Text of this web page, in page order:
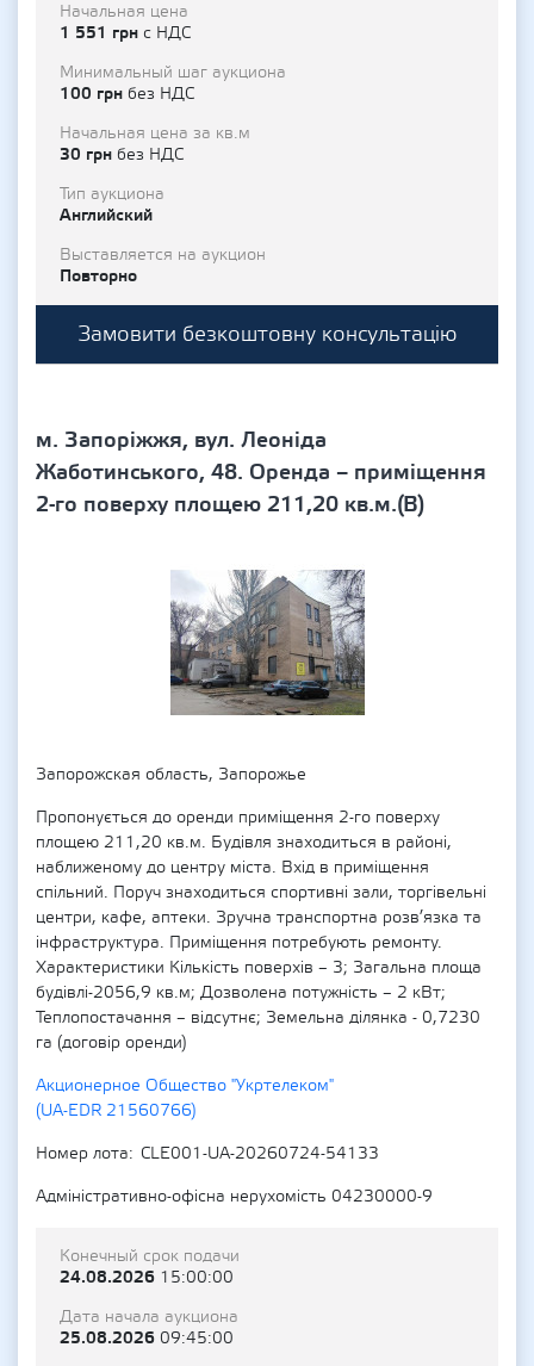
Начальная цена
1 551 грн с НДС
Минимальный шаг аукциона
100 грн без НДС
Начальная цена за кв.м
30 грн без НДС
Тип аукциона
Английский
Выставляется на аукцион
Повторно
Замовити безкоштовну консультацію
м. Запоріжжя, вул. Леоніда
Жаботинського, 48. Оренда – приміщення
2-го поверху площею 211,20 кв.м.(В)
Запорожская область, Запорожье
Пропонується до оренди приміщення 2-го поверху
площею 211,20 кв.м. Будівля знаходиться в районі,
наближеному до центру міста. Вхід в приміщення
спільний. Поруч знаходиться спортивні зали, торгівельні
центри, кафе, аптеки. Зручна транспортна розв’язка та
інфраструктура. Приміщення потребують ремонту.
Характеристики Кількість поверхів – 3; Загальна площа
будівлі-2056,9 кв.м; Дозволена потужність – 2 кВт;
Теплопостачання – відсутнє; Земельна ділянка - 0,7230
га (договір оренди)
Акционерное Общество "Укртелеком"
(UA-EDR 21560766)
Номер лота
CLE001-UA-20260724-54133
Адміністративно-офісна нерухомість 04230000-9
Конечный срок подачи
24.08.2026 15:00:00
Дата начала аукциона
25.08.2026 09:45:00